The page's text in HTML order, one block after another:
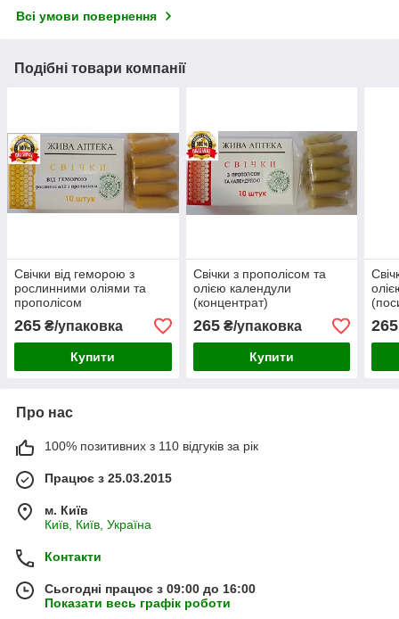
Всі умови повернення
Подібні товари компанії
Свічки від геморою з
рослинними оліями та
прополісом
265 ₴/упаковка
Купити
Свічки з прополісом та
олією календули
(концентрат)
265₴/упаковка
Купити
265
Про нас
100% позитивних з 110 відгуків за рік
Працює з 25.03.2015
м. Київ
Київ, Київ, Україна
Контакти
Сьогодні працює з 09:00 до 16:00
Показати весь графік роботи